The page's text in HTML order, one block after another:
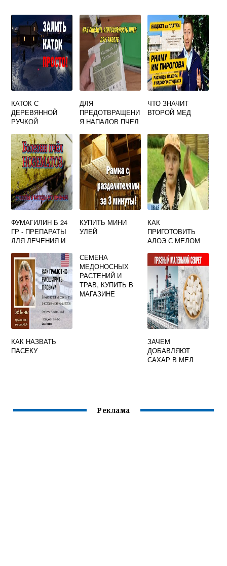
КАТОК С
ДЕРЕВЯННОЙ
РУЧКОЙ
ДЛЯ
ПРЕДОТВРАЩЕНИ
Я НАПАДОВ ПЧЕЛ
АГРЕССИВНОСТИ
ЧТО ЗНАЧИТ
ВТОРОЙ МЕД
ФУМАГИЛИН Б 24
ГР - ПРЕПАРАТЫ
ДЛЯ ЛЕЧЕНИЯ И
НОЗЕМАТОЗА
ПЧЕЛ
КУПИТЬ МИНИ
УЛЕЙ
КАК
ПРИГОТОВИТЬ
АЛОЭ С МЕДОМ
КАК НАЗВАТЬ
ПАСЕКУ
СЕМЕНА
МЕДОНОСНЫХ
РАСТЕНИЙ И
ТРАВ, КУПИТЬ В
МАГАЗИНЕ
ЗАЧЕМ
ДОБАВЛЯЮТ
САХАР В МЕД
Реклама